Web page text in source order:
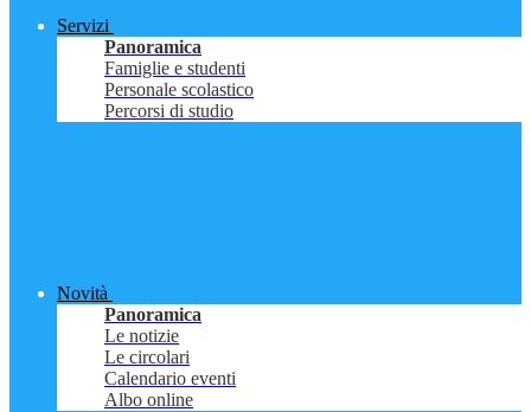
Servizi
Panoramica
Famiglie e studenti
Personale scolastico
Percorsi di studio
Novità
Panoramica
Le notizie
Le circolari
Calendario eventi
Albo online